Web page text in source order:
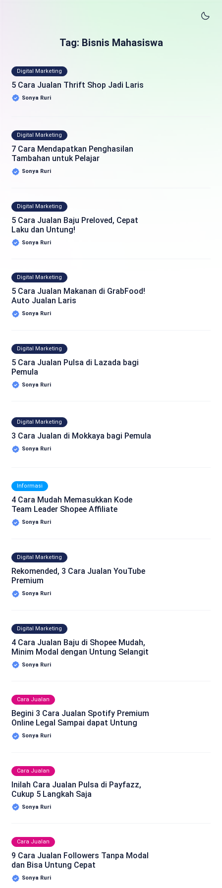
Tag: Bisnis Mahasiswa
Digital Marketing
5 Cara Jualan Thrift Shop Jadi Laris
Sonya Ruri
Digital Marketing
7 Cara Mendapatkan Penghasilan
Tambahan untuk Pelajar
Sonya Ruri
Digital Marketing
5 Cara Jualan Baju Preloved, Cepat
Laku dan Untung!
Sonya Ruri
Digital Marketing
5 Cara Jualan Makanan di GrabFood!
Auto Jualan Laris
Sonya Ruri
Digital Marketing
5 Cara Jualan Pulsa di Lazada bagi
Pemula
Sonya Ruri
Digital Marketing
3 Cara Jualan di Mokkaya bagi Pemula
Sonya Ruri
Informasi
4 Cara Mudah Memasukkan Kode
Team Leader Shopee Affiliate
Sonya Ruri
Digital Marketing
Rekomended, 3 Cara Jualan YouTube
Premium
Sonya Ruri
Digital Marketing
4 Cara Jualan Baju di Shopee Mudah,
Minim Modal dengan Untung Selangit
Sonya Ruri
Cara Jualan
Begini 3 Cara Jualan Spotify Premium
Online Legal Sampai dapat Untung
Sonya Ruri
Cara Jualan
Inilah Cara Jualan Pulsa di Payfazz,
Cukup 5 Langkah Saja
Sonya Ruri
Cara Jualan
9 Cara Jualan Followers Tanpa Modal
dan Bisa Untung Cepat
Sonya Ruri